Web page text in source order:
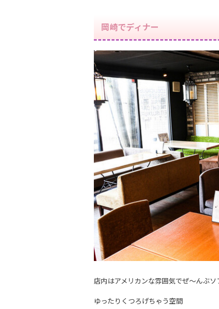
岡崎でディナー
店内はアメリカンな雰囲気でぜ～んぶソ
ゆったりくつろげちゃう空間